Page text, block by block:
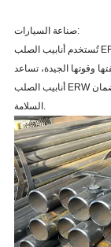
صناعة السيارات:
تُستخدم أنابيب الصلب ERW على نطاق واسع في صناعة تصنيع السيارات، وخاصة في
وقوتها الجيدة، تساعد
أنابيب الصلب ERW شركات صناعة السيارات على تقليل وزن المركبات مع ضمان
السلامة.